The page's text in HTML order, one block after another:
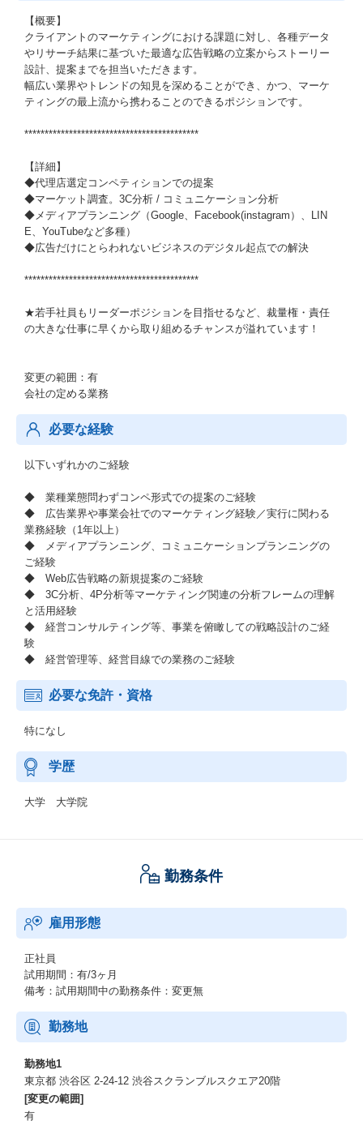
【概要】
クライアントのマーケティングにおける課題に対し、各種データ
やリサーチ結果に基づいた最適な広告戦略の立案からストーリー
設計、提案までを担当いただきます。
幅広い業界やトレンドの知見を深めることができ、かつ、マーケ
ティングの最上流から携わることのできるポジションです。
*******************************************
【詳細】
◆代理店選定コンペティションでの提案
◆マーケット調査。3C分析 / コミュニケーション分析
◆メディアプランニング（Google、Facebook(instagram）、LIN
E、YouTubeなど多種）
◆広告だけにとらわれないビジネスのデジタル起点での解決
*******************************************
★若手社員もリーダーポジションを目指せるなど、裁量権・責任
の大きな仕事に早くから取り組めるチャンスが溢れています！
変更の範囲：有
会社の定める業務
必要な経験
以下いずれかのご経験
◆ 業種業態問わずコンペ形式での提案のご経験
◆ 広告業界や事業会社でのマーケティング経験／実行に関わる
業務経験（1年以上）
◆ メディアプランニング、コミュニケーションプランニングの
ご経験
◆ Web広告戦略の新規提案のご経験
◆ 3C分析、4P分析等マーケティング関連の分析フレームの理解
と活用経験
◆ 経営コンサルティング等、事業を俯瞰しての戦略設計のご経
験
◆ 経営管理等、経営目線での業務のご経験
必要な免許・資格
特になし
学歴
大学 大学院
勤務条件
雇用形態
正社員
試用期間：有/3ヶ月
備考：試用期間中の勤務条件：変更無
勤務地
勤務地1
東京都 渋谷区 2-24-12 渋谷スクランブルスクエア20階
[変更の範囲]
有